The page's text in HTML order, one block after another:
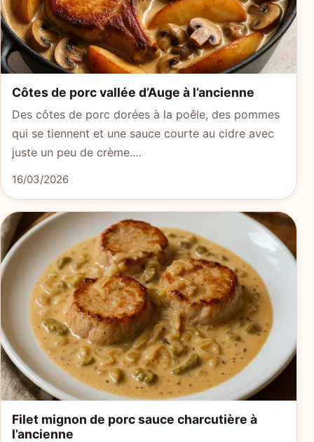
Côtes de porc vallée d’Auge à l’ancienne
Des côtes de porc dorées à la poêle, des pommes
qui se tiennent et une sauce courte au cidre avec
juste un peu de crème.…
16/03/2026
Filet mignon de porc sauce charcutière à
l’ancienne